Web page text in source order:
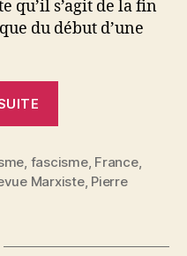
qu’il s’agit de la fin
du début d’une
L’indépendance
de
, fascisme, France,
Marxiste, Pierre